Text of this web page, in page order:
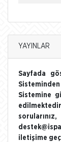
YAYINLAR
Sayfada
Sistemine
iletişime